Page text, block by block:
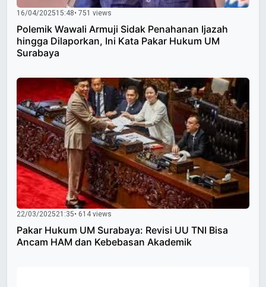
16/04/202515:48• 751 views
Polemik Wawali Armuji Sidak Penahanan Ijazah
hingga Dilaporkan, Ini Kata Pakar Hukum UM
Surabaya
22/03/202521:35• 614 views
Pakar Hukum UM Surabaya: Revisi UU TNI Bisa
Ancam HAM dan Kebebasan Akademik